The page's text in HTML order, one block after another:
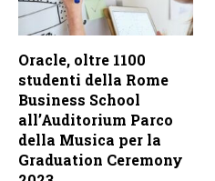
Oracle, oltre 1100
studenti della Rome
Business School
all’Auditorium Parco
della Musica per la
Graduation Ceremony